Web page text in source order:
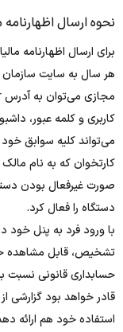
نحوه ارسال
برای ارسال اظهارنامه
هر سال به سایت سازمان
کاربری و کلمه عبور،
می‌تواند کلیه سوابق
کارتخوان که به نام
صورت غیرفعال بودن
دستگاه را فعال کرد.
با ورود فرد به پنل خود
تشخیص، قابل مشاهده
حسابداری قانونی نسبت
قادر خواهد بود گزارشی
استفاده خود هم ارائه